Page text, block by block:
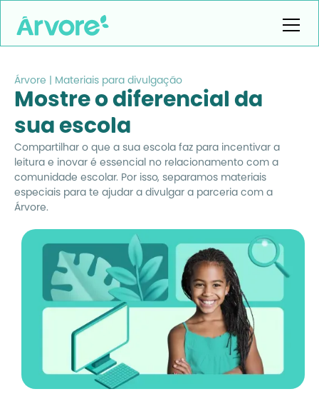
Árvore | Materiais para divulgação
Mostre o diferencial da
sua escola
Compartilhar o que a sua escola faz para incentivar a
leitura e inovar é essencial no relacionamento com a
comunidade escolar. Por isso, separamos materiais
especiais para te ajudar a divulgar a parceria com a
Árvore.